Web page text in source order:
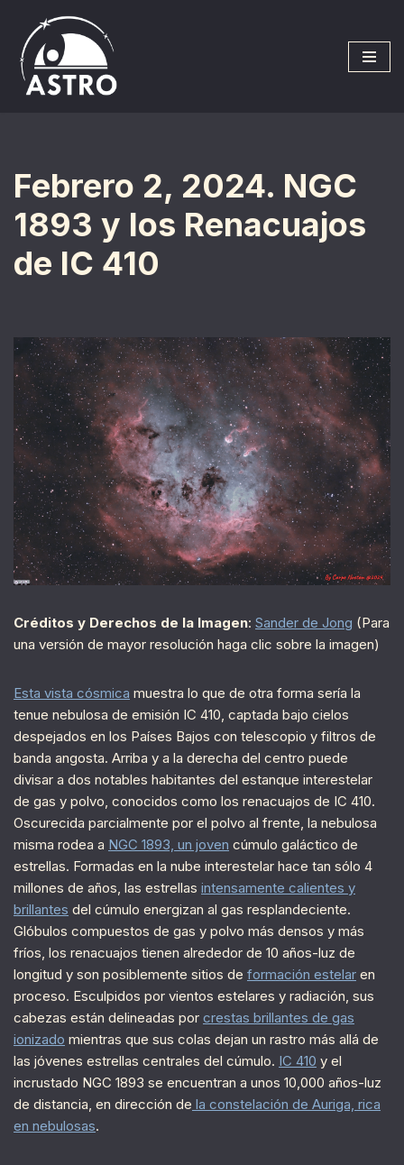
Saltar
al
contenido
Febrero 2, 2024. NGC
1893 y los Renacuajos
de IC 410
Créditos y Derechos de la Imagen: Sander de Jong (Para
una versión de mayor resolución haga clic sobre la imagen)
Esta vista cósmica muestra lo que de otra forma sería la
tenue nebulosa de emisión IC 410, captada bajo cielos
despejados en los Países Bajos con telescopio y filtros de
banda angosta. Arriba y a la derecha del centro puede
divisar a dos notables habitantes del estanque interestelar
de gas y polvo, conocidos como los renacuajos de IC 410.
Oscurecida parcialmente por el polvo al frente, la nebulosa
misma rodea a NGC 1893, un joven cúmulo galáctico de
estrellas. Formadas en la nube interestelar hace tan sólo 4
millones de años, las estrellas intensamente calientes y
brillantes del cúmulo energizan al gas resplandeciente.
Glóbulos compuestos de gas y polvo más densos y más
fríos, los renacuajos tienen alrededor de 10 años-luz de
longitud y son posiblemente sitios de formación estelar en
proceso. Esculpidos por vientos estelares y radiación, sus
cabezas están delineadas por crestas brillantes de gas
ionizado mientras que sus colas dejan un rastro más allá de
las jóvenes estrellas centrales del cúmulo. IC 410 y el
incrustado NGC 1893 se encuentran a unos 10,000 años-luz
de distancia, en dirección de la constelación de Auriga, rica
en nebulosas.